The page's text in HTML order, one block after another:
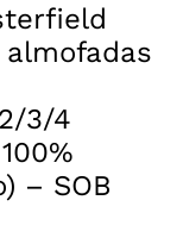
3/4
– SOB